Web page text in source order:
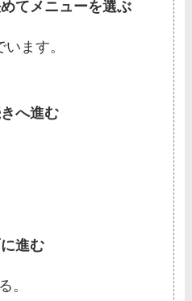
てメニューを選ぶ
ます。
へ進む
進む
。